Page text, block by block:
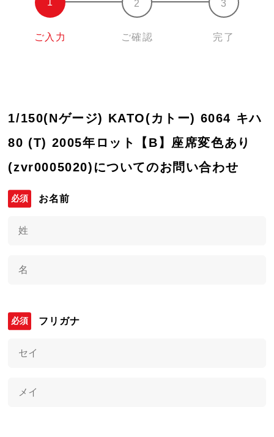
ご入力 ご確認 完了
1/150(Nゲージ) KATO(カトー) 6064 キハ
80 (T) 2005年ロット【B】座席変色あり
(zvr0005020)についてのお問い合わせ
お名前
フリガナ